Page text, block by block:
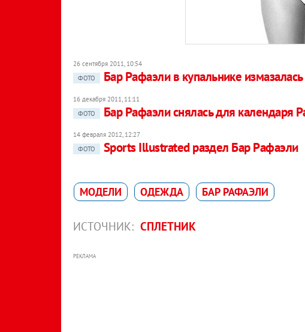
26 сентября 2011, 10:54
ФОТО
Бар Рафаэли в купальнике
16 декабря 2011, 11:11
ФОТО
Бар Рафаэли снялась для календаря
14 февраля 2012, 12:27
ФОТО
Sports Illustrated раздел Бар Рафаэли
МОДЕЛИ ОДЕЖДА БАР РАФАЭЛИ
ИСТОЧНИК: СПЛЕТНИК
РЕКЛАМА